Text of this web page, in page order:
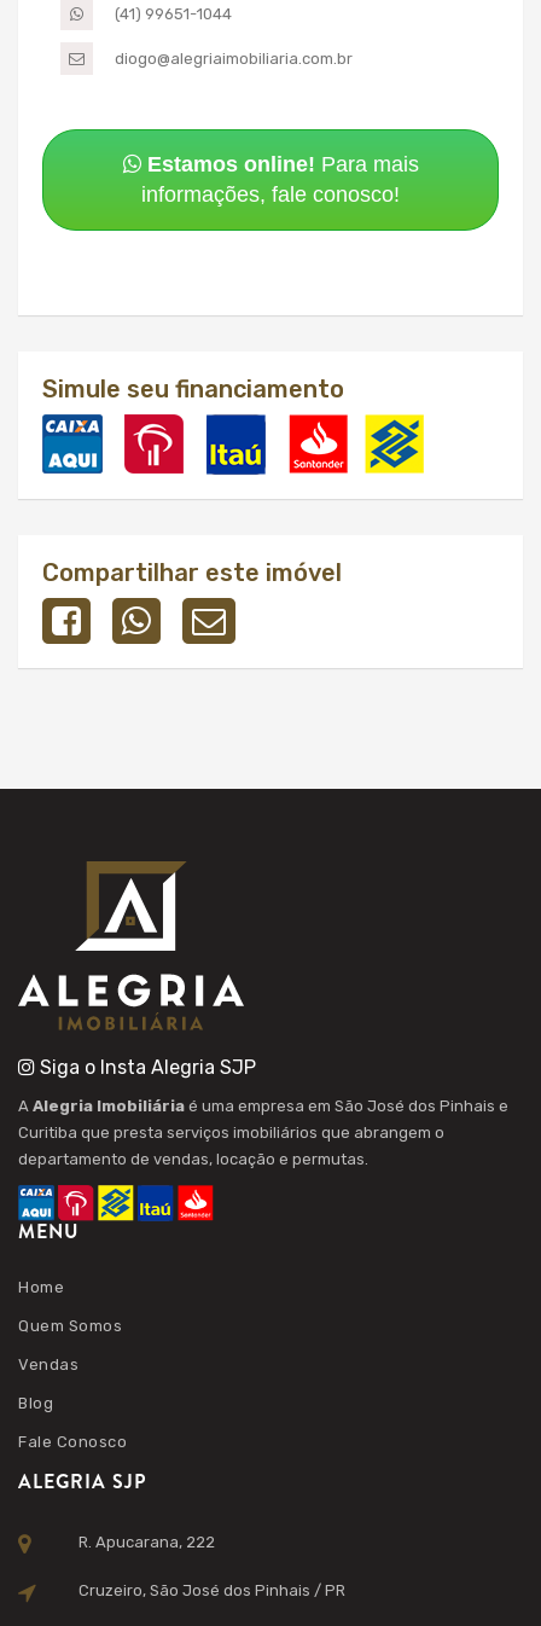
(41) 99651-1044
diogo@alegriaimobiliaria.com.br
Estamos online! Para mais
informações, fale conosco!
Simule seu financiamento
Compartilhar este imóvel
Siga o Insta Alegria SJP
A Alegria Imobiliária é uma empresa em São José dos Pinhais e
Curitiba que presta serviços imobiliários que abrangem o
departamento de vendas, locação e permutas.
MENU
Home
Quem Somos
Vendas
Blog
Fale Conosco
ALEGRIA SJP
R. Apucarana, 222
Cruzeiro, São José dos Pinhais / PR